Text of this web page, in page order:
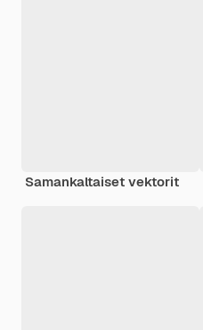
Samankaltaiset vektorit